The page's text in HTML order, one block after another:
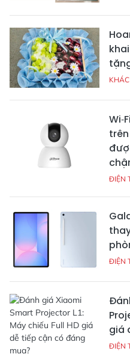
Baseus, đâu mới là
"vua" phân khúc sinh
viên?
Chất lượng làm nên
thương hiệu: Điểm mặt
các dòng quà tặng nổi
bật của Quà doanh
nghiệp
In tag treo ở đâu tại TP
Hồ Chí Minh để có giá
tốt? Gợi ý từ In ấn Trần